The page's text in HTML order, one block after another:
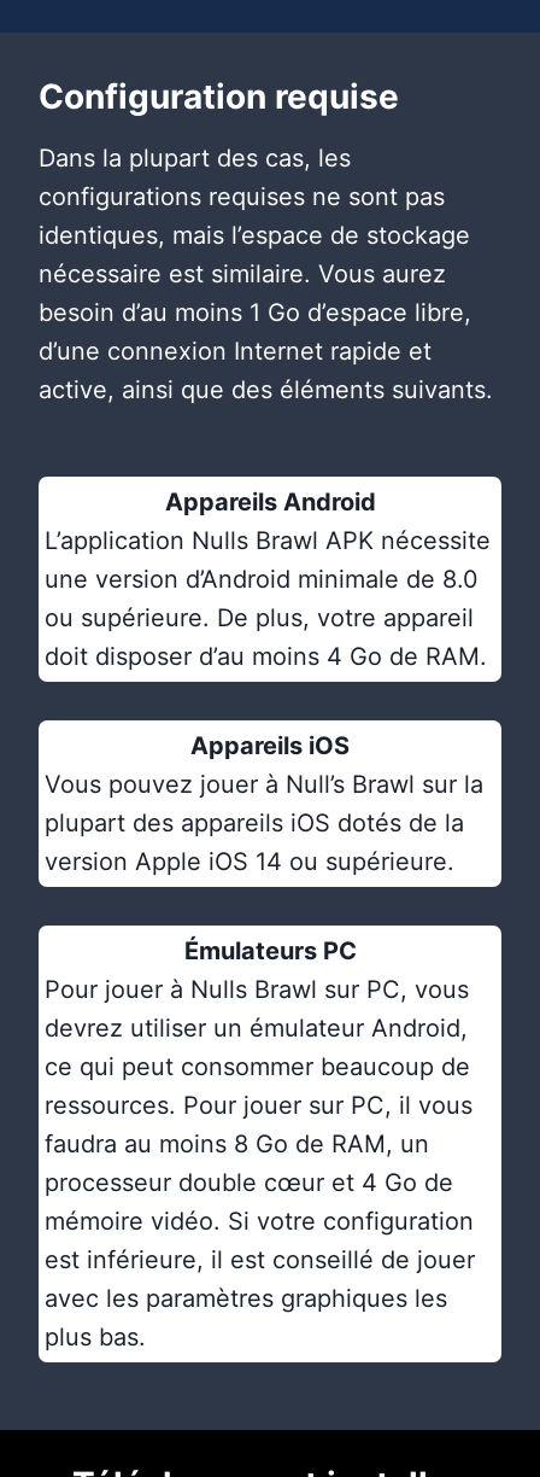
Configuration requise
Dans la plupart des cas, les
configurations requises ne sont pas
identiques, mais l’espace de stockage
nécessaire est similaire. Vous aurez
besoin d’au moins 1 Go d’espace libre,
d’une connexion Internet rapide et
active, ainsi que des éléments suivants.
Appareils Android
L’application Nulls Brawl APK nécessite
une version d’Android minimale de 8.0
ou supérieure. De plus, votre appareil
doit disposer d’au moins 4 Go de RAM.
Appareils iOS
Vous pouvez jouer à Null’s Brawl sur la
plupart des appareils iOS dotés de la
version Apple iOS 14 ou supérieure.
Émulateurs PC
Pour jouer à Nulls Brawl sur PC, vous
devrez utiliser un émulateur Android,
ce qui peut consommer beaucoup de
ressources. Pour jouer sur PC, il vous
faudra au moins 8 Go de RAM, un
processeur double cœur et 4 Go de
mémoire vidéo. Si votre configuration
est inférieure, il est conseillé de jouer
avec les paramètres graphiques les
plus bas.